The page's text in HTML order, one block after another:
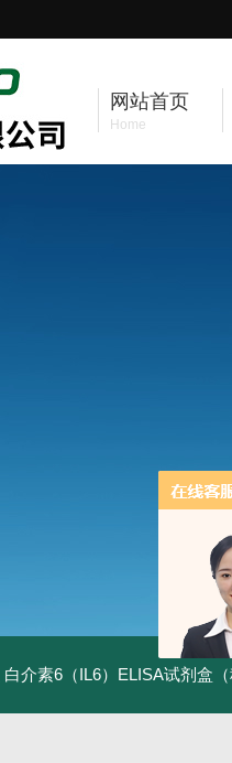
网站首页
Home
白介素6（IL6）ELISA试剂盒（